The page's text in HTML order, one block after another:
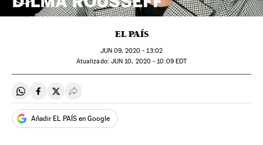
EL PAÍS
JUN 09, 2020 - 13:02
atualizado: JUN 10, 2020 - 10:09EDT
Compartir en Whatsapp
Compartir en Facebook
Compartir en Twitter
Desplegar Redes Sociales
Añadir EL PAÍS en Google